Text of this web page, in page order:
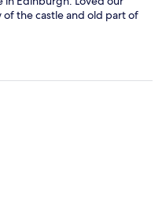
of the castle and old part of